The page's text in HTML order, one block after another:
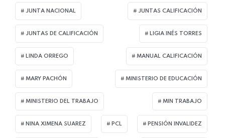
JUNTA NACIONAL JUNTAS CALIFICACIÓN
JUNTAS DE CALIFICACIÓN LIGIA INÉS TORRES
LINDA ORREGO MANUAL CALIFICACIÓN
MARY PACHÓN MINISTERIO DE EDUCACIÓN
MINISTERIO DEL TRABAJO MIN TRABAJO
NINA XIMENA SUAREZ PCL PENSIÓN INVALIDEZ